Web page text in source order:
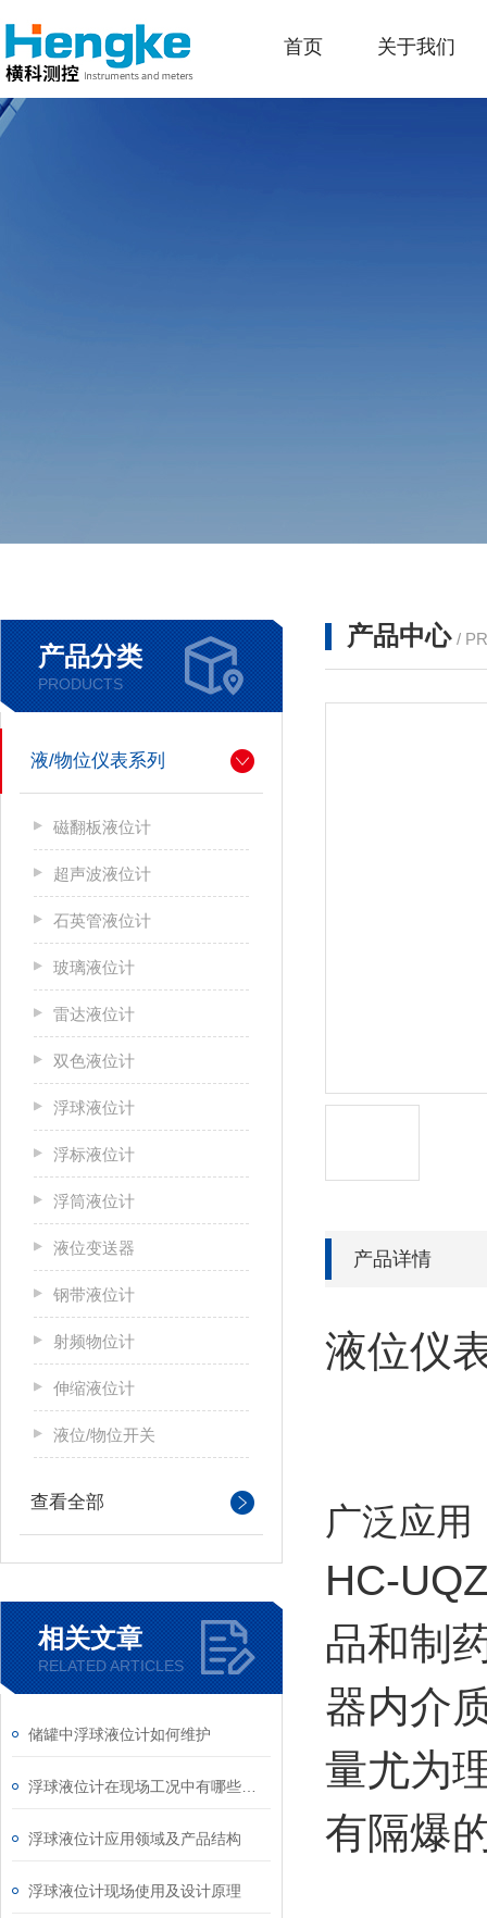
首页 关于我们
产品分类
PRODUCTS
液/物位仪表系列
磁翻板液位计
超声波液位计
石英管液位计
玻璃液位计
雷达液位计
双色液位计
浮球液位计
浮标液位计
浮筒液位计
液位变送器
钢带液位计
射频物位计
伸缩液位计
液位/物位开关
查看全部
相关文章
RELATED ARTICLES
储罐中浮球液位计如何维护
浮球液位计应用领域及产品结构
浮球液位计现场使用及设计原理
产品中心 /
产品详情
液位仪
广泛应用
HC-
品和制
器内介
量尤为
有隔爆